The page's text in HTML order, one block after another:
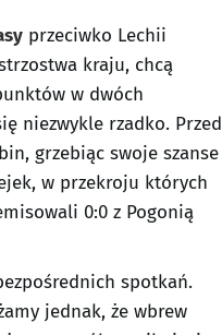
przeciwko Lechii
kraju, chcą
w dwóch
niezwykle rzadko. Przed
grzebiąc swoje szanse
w przekroju których
0:0 z Pogonią
spotkań.
jednak, że wbrew